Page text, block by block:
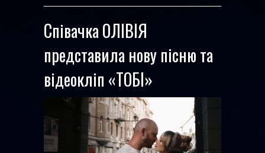
Співачка ОЛІВІЯ
представила нову пісню та
відеокліп «ТОБІ»